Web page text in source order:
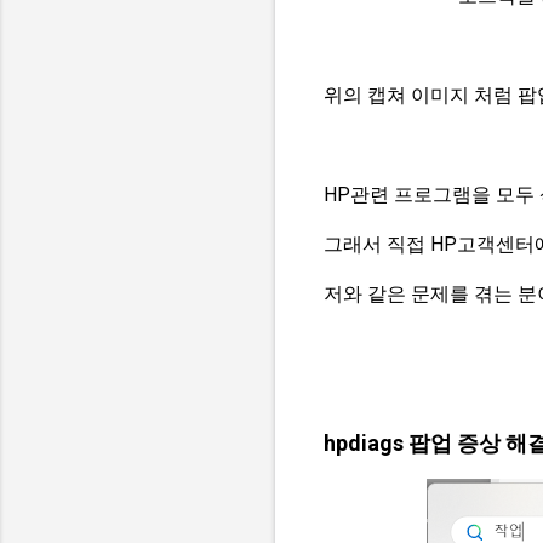
위의 캡쳐 이미지 처럼
HP관련 프로그램을 모
그래서 직접 HP고객센
저와 같은 문제를 겪는
hpdiags 팝업 증상 해